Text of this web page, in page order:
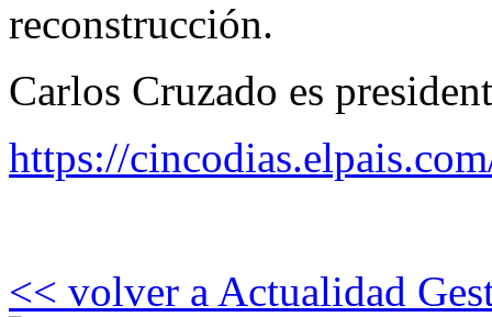
reconstrucción.
Carlos Cruzado es
https://
<< volver a Actualidad